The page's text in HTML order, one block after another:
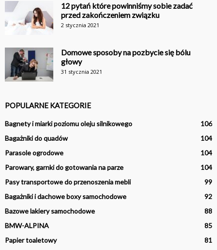
12 pytań które powinniśmy sobie zadać
przed zakończeniem związku
2 stycznia 2021
Domowe sposoby na pozbycie się bólu
głowy
31 stycznia 2021
POPULARNE KATEGORIE
Bagnety i miarki poziomu oleju silnikowego
106
Bagażniki do quadów
104
Parasole ogrodowe
104
Parowary, garnki do gotowania na parze
104
Pasy transportowe do przenoszenia mebli
99
Bagażniki i dachowe boxy samochodowe
92
Bazowe lakiery samochodowe
88
BMW-ALPINA
85
Papier toaletowy
81